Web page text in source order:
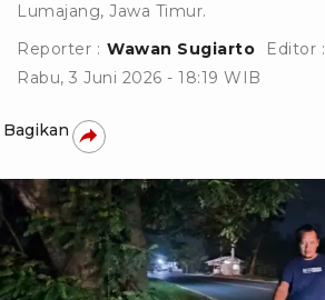
Lumajang, Jawa Timur.
Reporter : Wawan Sugiarto Editor :
Rabu, 3 Juni 2026 - 18:19 WIB
Bagikan